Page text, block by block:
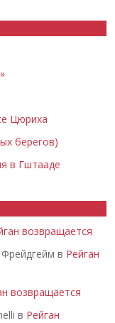
Цюриха
берегов)
в Гштааде
возвращается
в Рейган
возвращается
в Рейган